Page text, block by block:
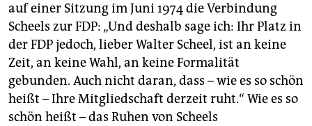
auf einer Sitzung im Juni 1974 die Verbindung
Scheels zur FDP: „Und deshalb sage ich: Ihr Platz in
der FDP jedoch, lieber Walter Scheel, ist an keine
Zeit, an keine Wahl, an keine Formalität
gebunden. Auch nicht daran, dass – wie es so schön
heißt – Ihre Mitgliedschaft derzeit ruht.“ Wie es so
schön heißt – das Ruhen von Scheels